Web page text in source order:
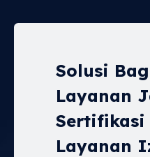
Solusi
Layanan
Sertifikasi
Layanan